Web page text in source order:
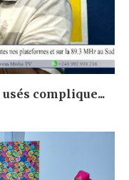
complique...